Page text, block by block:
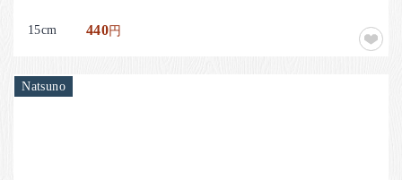
15cm 440円
Natsuno